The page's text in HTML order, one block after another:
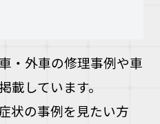
・外車の修理事例や車
載しています。
状の事例を見たい方